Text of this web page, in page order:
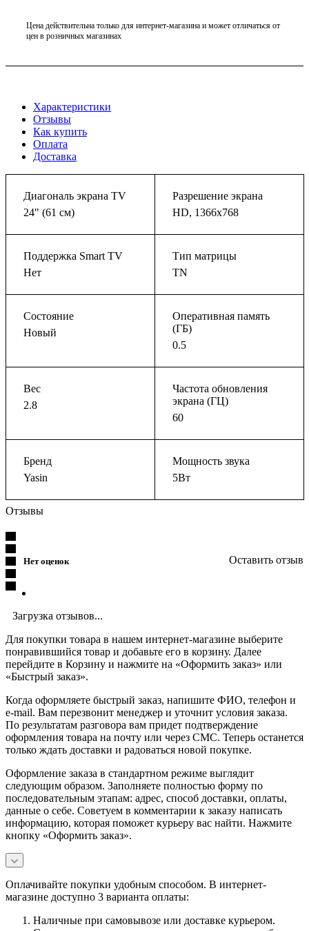
Цена действительна только для интернет-магазина и может отличаться от
цен в розничных магазинах
Характеристики
Отзывы
Как купить
Оплата
Доставка
Диагональ экрана TV
24" (61 см)
Разрешение экрана
HD, 1366x768
Поддержка Smart TV
Нет
Тип матрицы
TN
Состояние
Новый
Оперативная память
(ГБ)
0.5
Вес
2.8
Частота обновления
экрана (ГЦ)
60
Бренд
Yasin
Мощность звука
5Вт
Отзывы
Нет оценок Оставить отзыв
Загрузка отзывов...
Для покупки товара в нашем интернет-магазине выберите
понравившийся товар и добавьте его в корзину. Далее
перейдите в Корзину и нажмите на «Оформить заказ» или
«Быстрый заказ».
Когда оформляете быстрый заказ, напишите ФИО, телефон и
e-mail. Вам перезвонит менеджер и уточнит условия заказа.
По результатам разговора вам придет подтверждение
оформления товара на почту или через СМС. Теперь останется
только ждать доставки и радоваться новой покупке.
Оформление заказа в стандартном режиме выглядит
следующим образом. Заполняете полностью форму по
последовательным этапам: адрес, способ доставки, оплаты,
данные о себе. Советуем в комментарии к заказу написать
информацию, которая поможет курьеру вас найти. Нажмите
кнопку «Оформить заказ».
Оплачивайте покупки удобным способом. В интернет-
магазине доступно 3 варианта оплаты:
Наличные при самовывозе или доставке курьером.